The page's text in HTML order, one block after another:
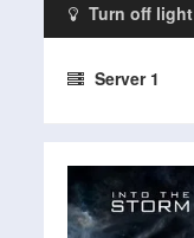
Turn off light
Server 1